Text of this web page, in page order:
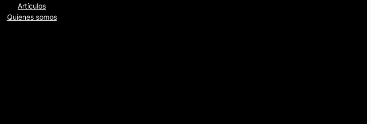
Artículos
Quienes somos